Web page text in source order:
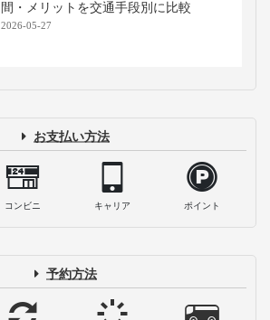
間・メリットを交通手段別に比較
2026-05-27
お支払い方法
コンビニ キャリア ポイント
予約方法